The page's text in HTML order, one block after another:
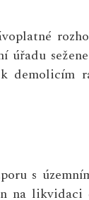
úřadu
s
na likvidaci